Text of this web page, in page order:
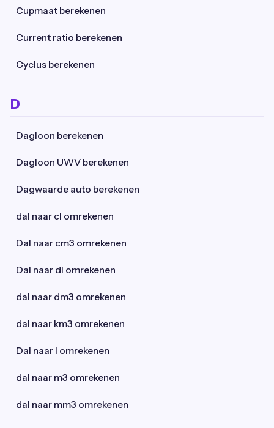
Cupmaat berekenen
Current ratio berekenen
Cyclus berekenen
D
Dagloon berekenen
Dagloon UWV berekenen
Dagwaarde auto berekenen
dal naar cl omrekenen
Dal naar cm3 omrekenen
Dal naar dl omrekenen
dal naar dm3 omrekenen
dal naar km3 omrekenen
Dal naar l omrekenen
dal naar m3 omrekenen
dal naar mm3 omrekenen